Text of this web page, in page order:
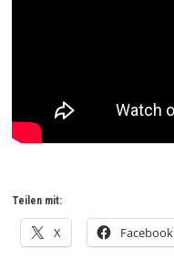
Teilen mit:
X Facebook